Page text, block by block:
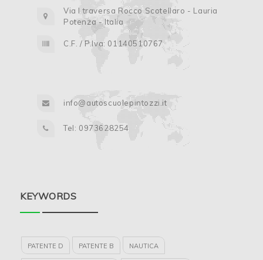
Via I traversa Rocco Scotellaro - Lauria
Potenza - Italia
C.F. / P.Iva: 01140510767
info@autoscuolepintozzi.it
Tel: 0973628254
KEYWORDS
PATENTE D PATENTE B NAUTICA